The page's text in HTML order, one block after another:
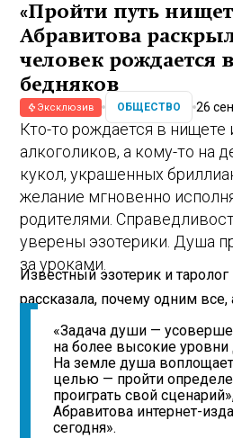
«Пройти путь
Абравитова
человек рождается
бедняков
Эксклюзив ОБЩЕСТВО 26
Кто-то рождается в нищете
алкоголиков, а кому-то на
кукол, украшенных
желание мгновенно
родителями.
уверены эзотерики. Душа
за уроками.
Известный эзотерик и
рассказала, почему одним все,
«Задача души —
на более высокие уровни
На земле душа
целью — пройти
проиграть свой
Абравитова интернет-
сегодня».